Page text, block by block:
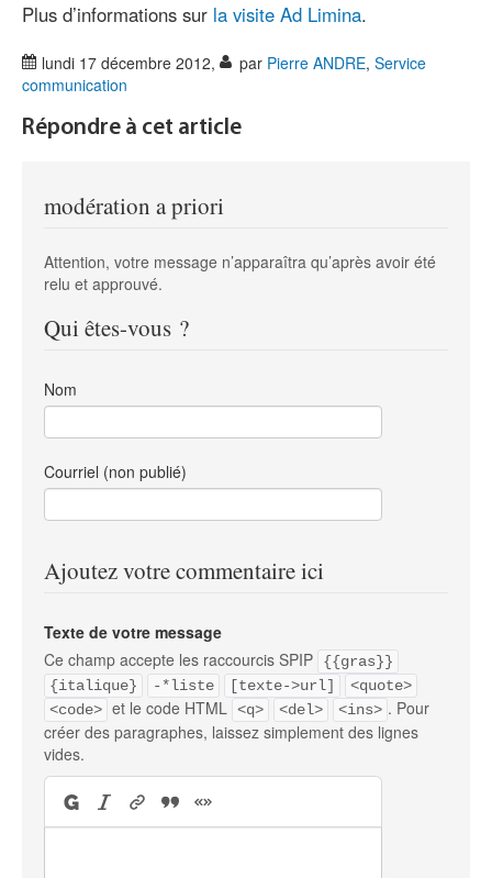
Plus d’informations sur la visite Ad Limina.
lundi 17 décembre 2012, par Pierre ANDRE, Service
communication
Répondre à cet article
modération a priori
Attention, votre message n’apparaîtra qu’après avoir été
relu et approuvé.
Qui êtes-vous ?
Nom
Courriel (non publié)
Ajoutez votre commentaire ici
Texte de votre message
Ce champ accepte les raccourcis SPIP
{{gras}}
{italique}
-*liste [texte->url]
<quote>
<code> et le code HTML <q> <del> <ins> . Pour
créer des paragraphes, laissez simplement des lignes
vides.